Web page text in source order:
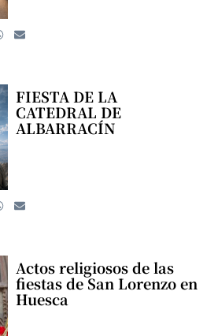
FIESTA DE LA
CATEDRAL DE
ALBARRACÍN
Actos religiosos de las
fiestas de San Lorenzo en
Huesca